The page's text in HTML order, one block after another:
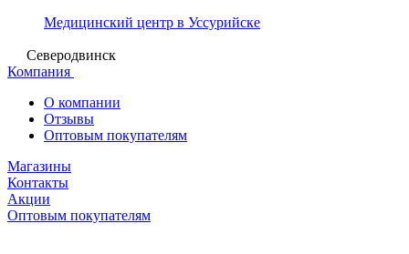
Медицинский центр в Уссурийске
Северодвинск
Компания
О компании
Отзывы
Оптовым покупателям
Магазины
Контакты
Акции
Оптовым покупателям